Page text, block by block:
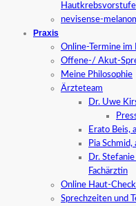
nevisense-
Praxis
Online-Termine im
Offene-/ Akut-
Meine Philosophie
Ärzteteam
Dr. Uwe
Erato Beis,
Pia
Dr.
Fachärztin
Online Haut-Check
Sprechzeiten und